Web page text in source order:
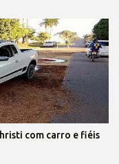
com carro e fiéis